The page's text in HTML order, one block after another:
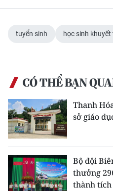
Đông Nam Bộ
Đồng bằng sông Cửu
Chuyên trang TP. Hồ Chí
CHUYÊN ĐỀ
CÁC CHUYÊN TRANG
VỀ BÁO NHÂN DÂN
THỜI NAY
tuyển sinh học sinh khuyết
CÓ THỂ BẠN
Thanh
sở giáo
Bộ đội
thưởng
thành tích